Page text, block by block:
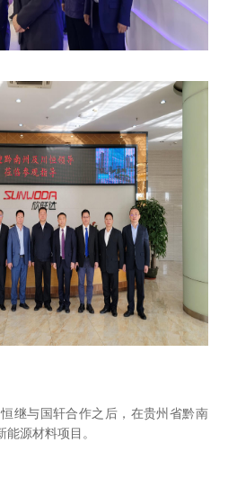
继与国轩合作之后，在贵州省黔南
能源材料项目。